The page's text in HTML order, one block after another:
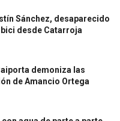
Sánchez, desaparecido
desde Catarroja
demoniza las
de Amancio Ortega